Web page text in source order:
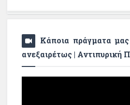
Κάποια πράγματα
ανεξαιρέτως | Αντιπυρική